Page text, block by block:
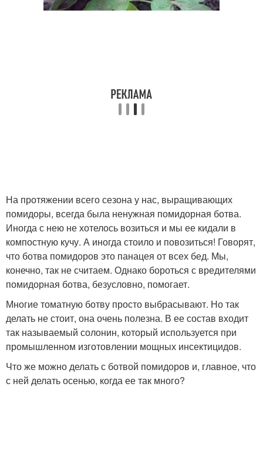
На протяжении всего сезона у нас, выращивающих
помидоры, всегда была ненужная помидорная ботва.
Иногда с нею не хотелось возиться и мы ее кидали в
компостную кучу. А иногда стоило и повозиться! Говорят,
что ботва помидоров это панацея от всех бед. Мы,
конечно, так не считаем. Однако бороться с вредителями
помидорная ботва, безусловно, помогает.
Многие томатную ботву просто выбрасывают. Но так
делать не стоит, она очень полезна. В ее состав входит
так называемый солонин, который используется при
промышленном изготовлении мощных инсектицидов.
Что же можно делать с ботвой помидоров и, главное, что
с ней делать осенью, когда ее так много?